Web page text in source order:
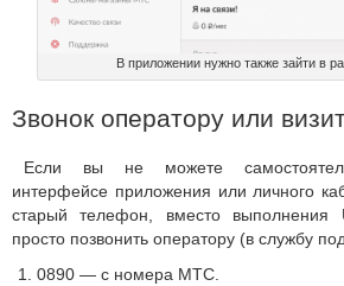
В приложении нужно также зайти в
Звонок оператору или
Если вы не можете
интерфейсе приложения или личного
старый телефон, вместо выполнения
просто позвонить оператору (в службу
0890 — с номера МТС.